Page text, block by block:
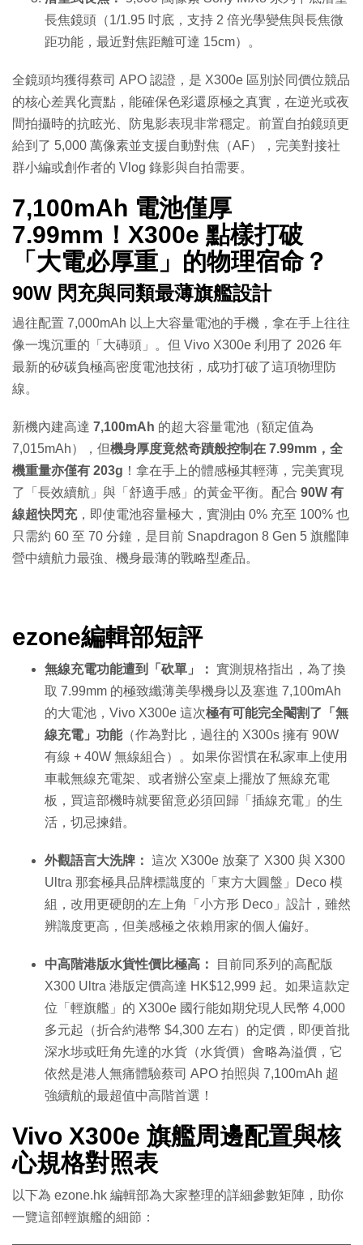
長焦鏡頭（1/1.95 吋底，支持 2 倍光學變焦與長焦微
距功能，最近對焦距離可達 15cm）。
全鏡頭均獲得蔡司 APO 認證，是 X300e 區別於同價位競品
的核心差異化賣點，能確保色彩還原極之真實，在逆光或夜
間拍攝時的抗眩光、防鬼影表現非常穩定。前置自拍鏡頭更
給到了 5,000 萬像素並支援自動對焦（AF），完美對接社
群小編或創作者的 Vlog 錄影與自拍需要。
7,100mAh 電池僅厚
7.99mm！X300e 點樣打破
「大電必厚重」的物理宿命？
90W 閃充與同類最薄旗艦設計
過往配置 7,000mAh 以上大容量電池的手機，拿在手上往往
像一塊沉重的「大磚頭」。但 Vivo X300e 利用了 2026 年
最新的矽碳負極高密度電池技術，成功打破了這項物理防
線。
新機內建高達 7,100mAh 的超大容量電池（額定值為
7,015mAh），但機身厚度竟然奇蹟般控制在 7.99mm，全
機重量亦僅有 203g ！拿在手上的體感極其輕薄，完美實現
了「長效續航」與「舒適手感」的黃金平衡。配合 90W 有
線超快閃充，即使電池容量極大，實測由 0% 充至 100% 也
只需約 60 至 70 分鐘，是目前 Snapdragon 8 Gen 5 旗艦陣
營中續航力最強、機身最薄的戰略型產品。
ezone編輯部短評
無線充電功能遭到「砍單」： 實測規格指出，為了換
取 7.99mm 的極致纖薄美學機身以及塞進 7,100mAh
的大電池，Vivo X300e 這次極有可能完全閹割了「無
線充電」功能（作為對比，過往的 X300s 擁有 90W
有線 + 40W 無線組合）。如果你習慣在私家車上使用
車載無線充電架、或者辦公室桌上擺放了無線充電
板，買這部機時就要留意必須回歸「插線充電」的生
活，切忌揀錯。
外觀語言大洗牌： 這次 X300e 放棄了 X300 與 X300
Ultra 那套極具品牌標識度的「東方大圓盤」Deco 模
組，改用更硬朗的左上角「小方形 Deco」設計，雖然
辨識度更高，但美感極之依賴用家的個人偏好。
中高階港版水貨性價比極高：
目前同系列的高配版
X300 Ultra 港版定價高達 HK$12,999 起。如果這款定
位「輕旗艦」的 X300e 國行能如期兌現人民幣 4,000
多元起（折合約港幣 $4,300 左右）的定價，即便首批
深水埗或旺角先達的水貨（水貨價）會略為溢價，它
依然是港人無痛體驗蔡司 APO 拍照與 7,100mAh 超
強續航的最超值中高階首選！
Vivo X300e 旗艦周邊配置與核
心規格對照表
以下為 ezone.hk 編輯部為大家整理的詳細參數矩陣，助你
一覽這部輕旗艦的細節：